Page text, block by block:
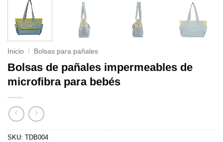
Inicio / Bolsas para pañales
Bolsas de pañales impermeables de
microfibra para bebés
SKU: TDB004